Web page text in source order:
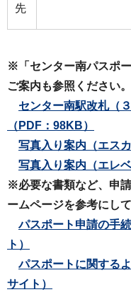
先
※「センター南パスポ
ご案内も参照ください。
センター南駅改札（
（PDF：98KB）
写真入り案内（エス
写真入り案内（エレ
※必要な書類など、申
ームページを参考にして
パスポート 申請の手
ト）
パスポートに関する
サイト）